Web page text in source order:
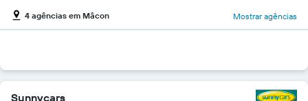
4 agências em Mâcon Mostrar agências
Sunnycars